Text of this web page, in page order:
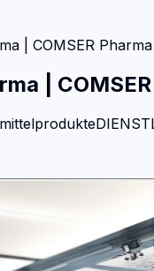
COMSER Pharma